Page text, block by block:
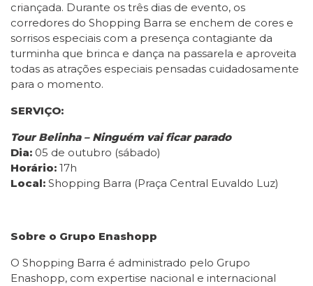
criançada. Durante os três dias de evento, os
corredores do Shopping Barra se enchem de cores e
sorrisos especiais com a presença contagiante da
turminha que brinca e dança na passarela e aproveita
todas as atrações especiais pensadas cuidadosamente
para o momento.
SERVIÇO:
Tour Belinha – Ninguém vai ficar parado
Dia: 05 de outubro (sábado)
Horário: 17h
Local: Shopping Barra (Praça Central Euvaldo Luz)
Sobre o Grupo Enashopp
O Shopping Barra é administrado pelo Grupo
Enashopp, com expertise nacional e internacional